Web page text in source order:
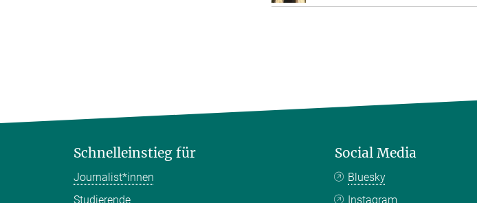
Schnelleinstieg für
Journalist*innen
Studierende
Social Media
Bluesky
Instagram